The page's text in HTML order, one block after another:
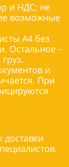
и НДС; не
возможные
А4 без
Остальное -
и
При
доставки